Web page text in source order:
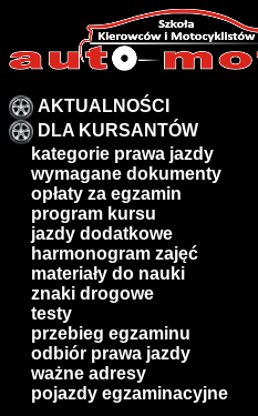
AKTUALNOŚCI
DLA KURSANTÓW
kategorie prawa jazdy
wymagane dokumenty
opłaty za egzamin
program kursu
jazdy dodatkowe
harmonogram zajęć
materiały do nauki
znaki drogowe
testy
przebieg egzaminu
odbiór prawa jazdy
ważne adresy
pojazdy egzaminacyjne